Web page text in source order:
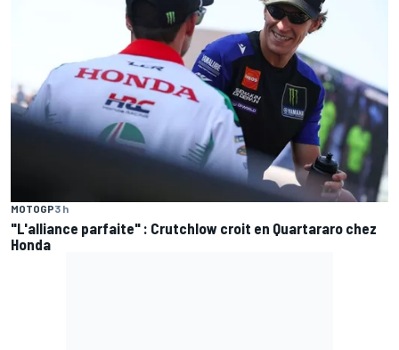
MOTOGP3 h
"L'alliance parfaite" : Crutchlow croit en Quartararo chez
Honda